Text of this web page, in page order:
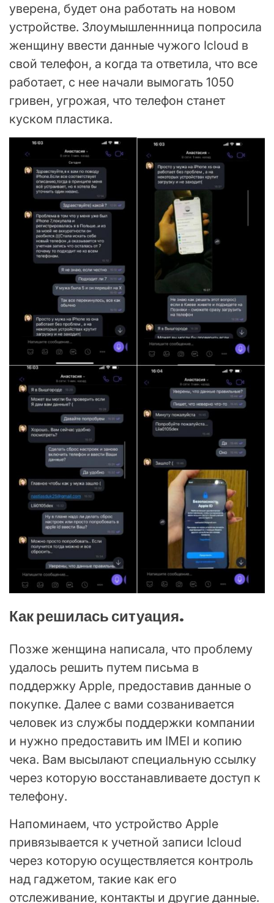
уверена, будет она работать на новом
устройстве. Злоумышленнница попросила
женщину ввести данные чужого Icloud в
свой телефон, а когда та ответила, что все
работает, с нее начали вымогать 1050
гривен, угрожая, что телефон станет
куском пластика.
Как решилась ситуация.
Позже женщина написала, что проблему
удалось решить путем письма в
поддержку Apple, предоставив данные о
покупке. Далее с вами созванивается
человек из службы поддержки компании
и нужно предоставить им IMEI и копию
чека. Вам высылают специальную ссылку
через которую восстанавливаете доступ к
телефону.
Напоминаем, что устройство Apple
привязывается к учетной записи Icloud
через которую осуществляется контроль
над гаджетом, такие как его
отслеживание, контакты и другие данные.